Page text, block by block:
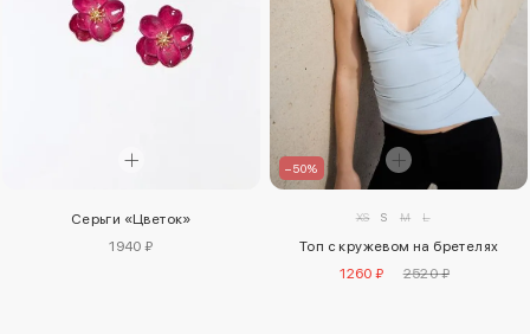
Серьги «Цветок»
1940 ₽
–50%
XS S M L
Топ с кружевом на бретелях
1260 ₽
2520 ₽